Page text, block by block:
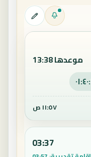
موعدها 13:38
١١:٥٧ ص
03:37